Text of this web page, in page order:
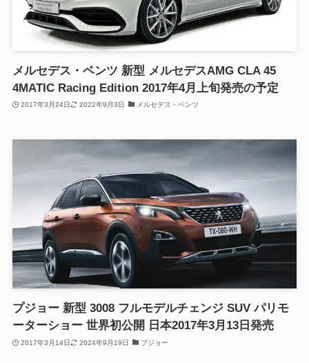
メルセデス・ベンツ 新型 メルセデスAMG CLA 45
4MATIC Racing Edition 2017年4月上旬発売の予定
2017年3月24日 2022年9月3日 メルセデス・ベンツ
プジョー 新型 3008 フルモデルチェンジ SUV パリモ
ーターショー 世界初公開 日本2017年3月13日発売
2017年3月14日 2024年9月19日 プジョー